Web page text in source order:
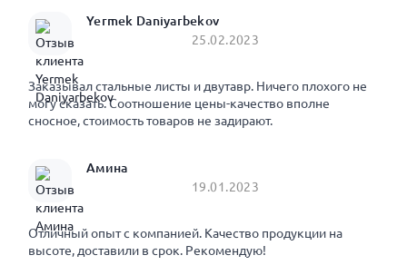
Yermek Daniyarbekov
25.02.2023
Заказывал стальные листы и двутавр. Ничего плохого не
могу сказать. Соотношение цены-качество вполне
сносное, стоимость товаров не задирают.
Амина
19.01.2023
Отличный опыт с компанией. Качество продукции на
высоте, доставили в срок. Рекомендую!